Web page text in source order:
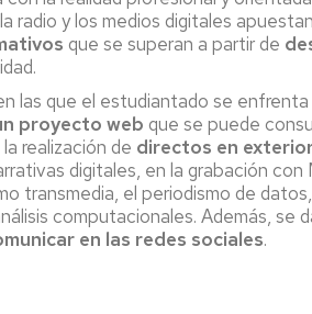
radio y los medios digitales
que se superan a partir de
las que el estudiantado se
proyecto web que se puede
realización de directos en
digitales, en la grabación con
transmedia, el periodismo de
computacionales. Además, se
en las redes sociales.